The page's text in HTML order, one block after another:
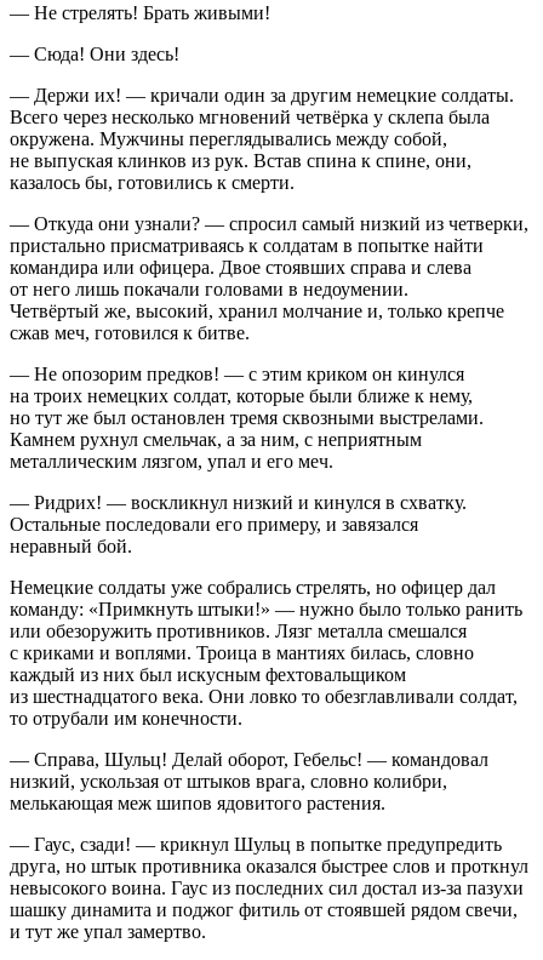
— Не стрелять! Брать живыми!
— Сюда! Они здесь!
— Держи их! — кричали один за другим немецкие солдаты.
Всего через несколько мгновений четвёрка у склепа была
окружена. Мужчины переглядывались между собой,
не выпуская клинков из рук. Встав спина к спине, они,
казалось бы, готовились к смерти.
— Откуда они узнали? — спросил самый низкий из четверки,
пристально присматриваясь к солдатам в попытке найти
командира или офицера. Двое стоявших справа и слева
от него лишь покачали головами в недоумении.
Четвёртый же, высокий, хранил молчание и, только крепче
сжав меч, готовился к битве.
— Не опозорим предков! — с этим криком он кинулся
на троих немецких солдат, которые были ближе к нему,
но тут же был остановлен тремя сквозными выстрелами.
Камнем рухнул смельчак, а за ним, с неприятным
металлическим лязгом, упал и его меч.
— Ридрих! — воскликнул низкий и кинулся в схватку.
Остальные последовали его примеру, и завязался
неравный бой.
Немецкие солдаты уже собрались стрелять, но офицер дал
команду: «Примкнуть штыки!» — нужно было только ранить
или обезоружить противников. Лязг металла смешался
с криками и воплями. Троица в мантиях билась, словно
каждый из них был искусным фехтовальщиком
из шестнадцатого века. Они ловко то обезглавливали солдат,
то отрубали им конечности.
— Справа, Шульц! Делай оборот, Гебельс! — командовал
низкий, ускользая от штыков врага, словно колибри,
мелькающая меж шипов ядовитого растения.
— Гаус, сзади! — крикнул Шульц в попытке предупредить
друга, но штык противника оказался быстрее слов и проткнул
невысокого воина. Гаус из последних сил достал из-за пазухи
шашку динамита и поджог фитиль от стоявшей рядом свечи,
и тут же упал замертво.